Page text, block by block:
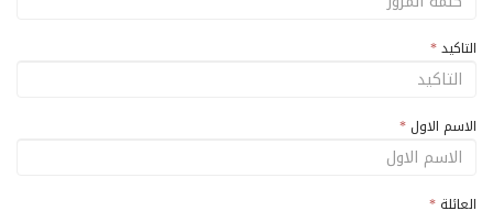
التاكيد*
الاسم الاول *
العائلة *